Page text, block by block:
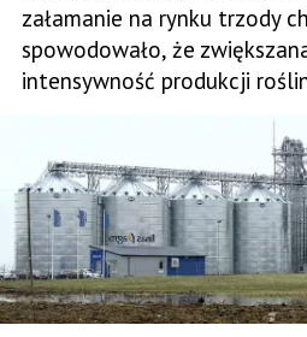
załamanie na rynku trzody
spowodowało, że
intensywność produkcji